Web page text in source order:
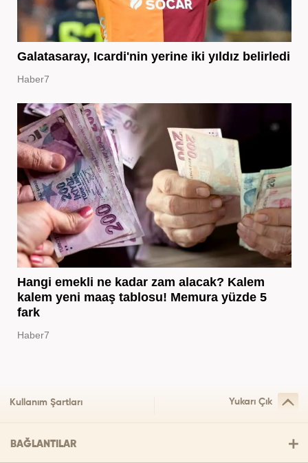
Galatasaray, Icardi'nin yerine iki yıldız belirledi
Haber7
Hangi emekli ne kadar zam alacak? Kalem
kalem yeni maaş tablosu! Memura yüzde 5
fark
Haber7
Kullanım Şartları Yukarı Çık
BAĞLANTILAR